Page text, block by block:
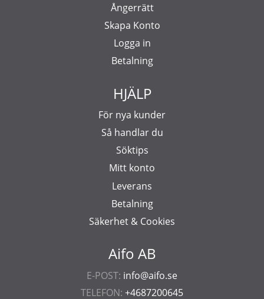
Aifo AB
E-POST: info@aifo.se
TELEFON: +4687200645
Ångerrätt
Skapa Konto
Logga in
Betalning
HJÄLP
För nya kunder
Så handlar du
Söktips
Mitt konto
Leverans
Betalning
Säkerhet & Cookies